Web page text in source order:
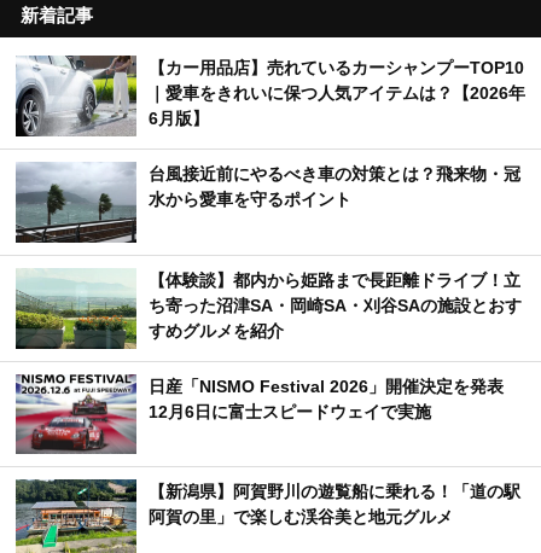
新着記事
【カー用品店】売れているカーシャンプーTOP10
｜愛車をきれいに保つ人気アイテムは？【2026年
6月版】
台風接近前にやるべき車の対策とは？飛来物・冠
水から愛車を守るポイント
【体験談】都内から姫路まで長距離ドライブ！立
ち寄った沼津SA・岡崎SA・刈谷SAの施設とおす
すめグルメを紹介
日産「NISMO Festival 2026」開催決定を発表
12月6日に富士スピードウェイで実施
【新潟県】阿賀野川の遊覧船に乗れる！「道の駅
阿賀の里」で楽しむ渓谷美と地元グルメ